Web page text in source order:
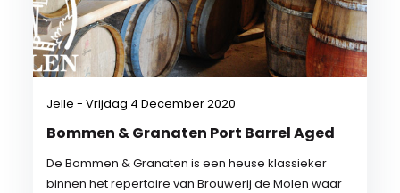
Jelle - Vrijdag 4 December 2020
Bommen & Granaten Port Barrel Aged
De Bommen & Granaten is een heuse klassieker
binnen het repertoire van Brouwerij de Molen waar